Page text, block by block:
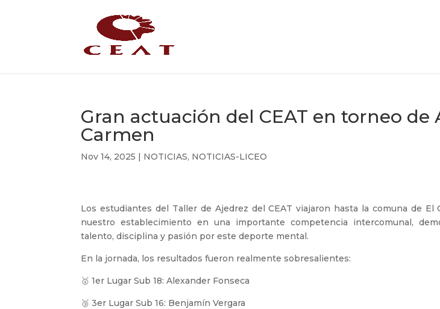
Gran actuación del CEAT en torneo de
Carmen
Nov 14, 2025 | NOTICIAS, NOTICIAS-LICEO
Los estudiantes del Taller de Ajedrez del CEAT viajaron hasta la comuna de El
nuestro establecimiento en una importante competencia intercomunal,
talento, disciplina y pasión por este deporte mental.
En la jornada, los resultados fueron realmente sobresalientes:
🥇 1er Lugar Sub 18: Alexander Fonseca
🥉 3er Lugar Sub 16: Benjamín Vergara